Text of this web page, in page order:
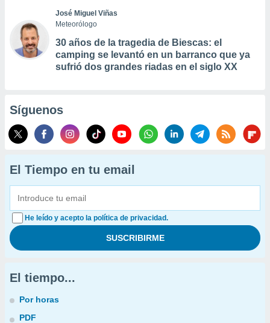
José Miguel Viñas
Meteorólogo
30 años de la tragedia de Biescas: el
camping se levantó en un barranco que ya
sufrió dos grandes riadas en el siglo XX
Síguenos
El Tiempo en tu email
He leído y acepto la política de privacidad.
El tiempo...
Por horas
PDF